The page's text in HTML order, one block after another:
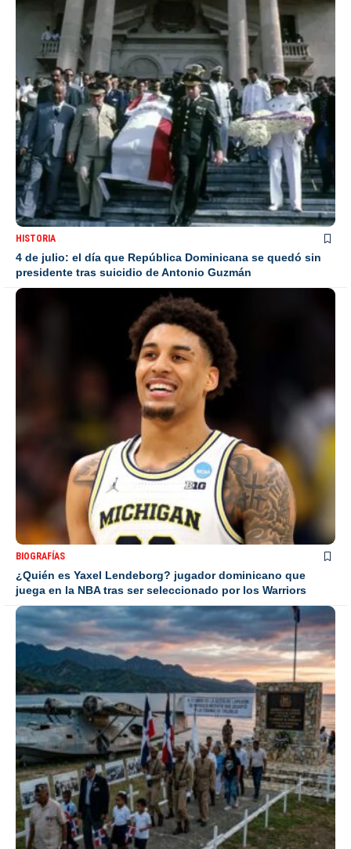
HISTORIA
4 de julio: el día que República Dominicana se quedó sin
presidente tras suicidio de Antonio Guzmán
BIOGRAFÍAS
¿Quién es Yaxel Lendeborg? jugador dominicano que
juega en la NBA tras ser seleccionado por los Warriors